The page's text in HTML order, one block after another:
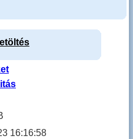
16:16:58